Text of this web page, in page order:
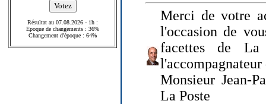
Résultat au 07.08.2026 - 1h :
Epoque de changements : 36%
Changement d'époque : 64%
Merci de votre
l'occasion de
facettes de
Monsieur Jean-
La Poste